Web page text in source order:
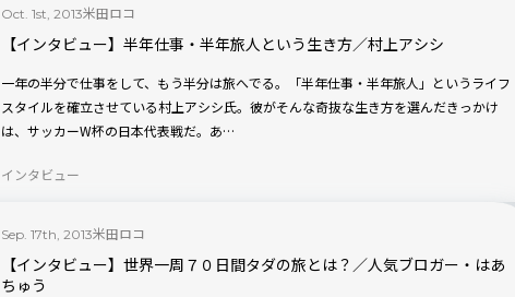
Oct. 1st, 2013米田ロコ
【インタビュー】半年仕事・半年旅人という生き方／村上アシシ
一年の半分で仕事をして、もう半分は旅へでる――。「半年仕事・半年旅人」というライフ
スタイルを確立させている村上アシシ氏。彼がそんな奇抜な生き方を選んだきっかけ
は、サッカーW杯の日本代表戦だ。あ…
インタビュー
Sep. 17th, 2013米田ロコ
【インタビュー】世界一周７０日間タダの旅とは？／人気ブロガー・はあ
ちゅう